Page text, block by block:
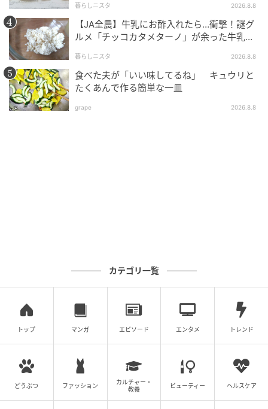
しりしり器でにんじんを切る
（2）オレンジを切る
オレンジは外側の皮を薄皮ごとむいて、食べごたえの
ある「みんな大好きな乱切り」に。
オレンジを切る
暮らしニスタ 2026.8.8
【JA全農】牛乳にお酢入れたら…衝撃！謎グ
ルメ「チッコカタメターノ」が余った牛乳の
暮らしニスタ 2026.8.8
食べた夫が「いい味してるね」 キュウリと
たくあんで作る簡単な一皿
grape 2026.8.8
カテゴリ一覧
トップ マンガ エピソード エンタメ トレンド
どうぶつ ファッション
カルチャー・
教養
ビューティー ヘルスケア